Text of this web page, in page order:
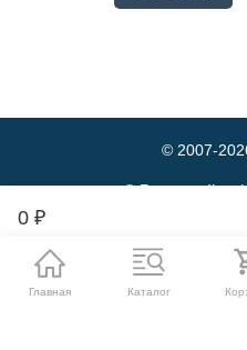
0 ₽
© 2007-
© Берустрой —
оптовой и
строительных
Главная Каталог